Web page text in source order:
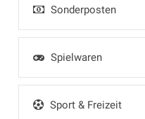
Sonderposten
Spielwaren
Sport & Freizeit